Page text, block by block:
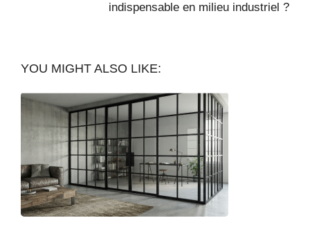
indispensable en milieu industriel ?
YOU MIGHT ALSO LIKE: